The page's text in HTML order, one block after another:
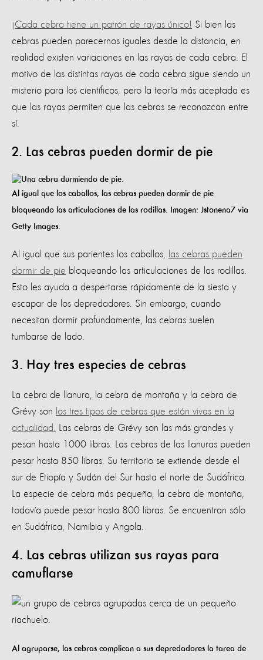
¡Cada cebra tiene un patrón de rayas único! Si bien las
cebras pueden parecernos iguales desde la distancia, en
realidad existen variaciones en las rayas de cada cebra. El
motivo de las distintas rayas de cada cebra sigue siendo un
misterio para los científicos, pero la teoría más aceptada es
que las rayas permiten que las cebras se reconozcan entre
sí.
2. Las cebras pueden dormir de pie
Al igual que los caballos, las cebras pueden dormir de pie
bloqueando las articulaciones de las rodillas. Imagen: Jstonena7 via
Getty Images.
Al igual que sus parientes los caballos,
las cebras pueden
dormir de pie bloqueando las articulaciones de las rodillas.
Esto les ayuda a despertarse rápidamente de la siesta y
escapar de los depredadores. Sin embargo, cuando
necesitan dormir profundamente, las cebras suelen
tumbarse de lado.
3. Hay tres especies de cebras
La cebra de llanura, la cebra de montaña y la cebra de
Grévy son los tres tipos de cebras que están vivas en la
actualidad.
Las cebras de Grévy son las más grandes y
pesan hasta 1000 libras. Las cebras de las llanuras pueden
pesar hasta 850 libras. Su territorio se extiende desde el
sur de Etiopía y Sudán del Sur hasta el norte de Sudáfrica.
La especie de cebra más pequeña, la cebra de montaña,
todavía puede pesar hasta 800 libras. Se encuentran sólo
en Sudáfrica, Namibia y Angola.
4. Las cebras utilizan sus rayas para
camuflarse
Al agruparse, las cebras complican a sus depredadores la tarea de